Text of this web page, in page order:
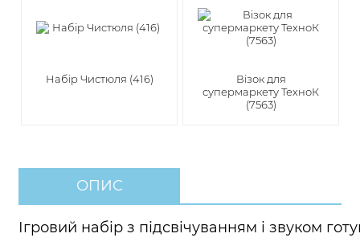
Набір Чистюля (416)
Візок для
супермаркету ТехноК
(7563)
ОПИС
Ігровий набір з підсвічуванням і звуком